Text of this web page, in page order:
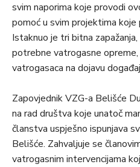
svim naporima koje provodi
pomoć u svim projektima
Istaknuo je tri bitna
potrebne vatrogasne
vatrogasaca na dojavu
Zapovjednik VZG-a Belišće
na rad društva koje unatoč
članstva uspješno ispunjava
Belišće. Zahvaljuje se
vatrogasnim intervencijama